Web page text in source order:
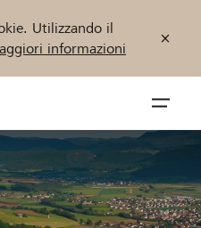
Utilizzando il
informazioni
öffnen
ora